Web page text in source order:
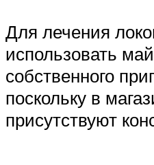
Для лечения
использовать
собственного
поскольку в
присутствуют